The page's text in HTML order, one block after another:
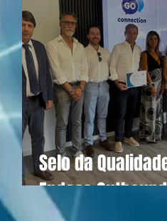
Selo da
Endesa Outbound